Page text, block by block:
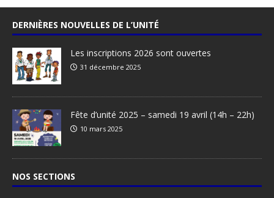
DERNIÈRES NOUVELLES DE L’UNITÉ
Les inscriptions 2026 sont ouvertes
31 décembre 2025
Fête d’unité 2025 – samedi 19 avril (14h – 22h)
10 mars 2025
NOS SECTIONS